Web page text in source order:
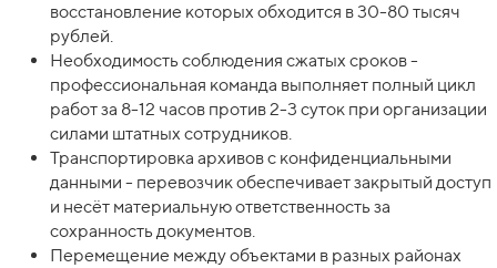
восстановление которых обходится в 30-80 тысяч
рублей.
Необходимость соблюдения сжатых сроков -
профессиональная команда выполняет полный цикл
работ за 8-12 часов против 2-3 суток при организации
силами штатных сотрудников.
Транспортировка архивов с конфиденциальными
данными - перевозчик обеспечивает закрытый доступ
и несёт материальную ответственность за
сохранность документов.
Перемещение между объектами в разных районах